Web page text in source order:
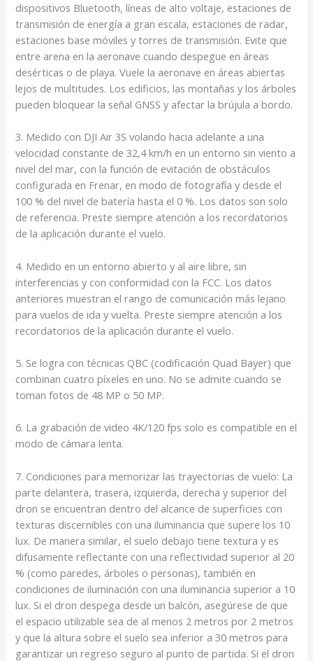
dispositivos Bluetooth, líneas de alto voltaje, estaciones de
transmisión de energía a gran escala, estaciones de radar,
estaciones base móviles y torres de transmisión. Evite que
entre arena en la aeronave cuando despegue en áreas
desérticas o de playa. Vuele la aeronave en áreas abiertas
lejos de multitudes. Los edificios, las montañas y los árboles
pueden bloquear la señal GNSS y afectar la brújula a bordo.
3. Medido con DJI Air 3S volando hacia adelante a una
velocidad constante de 32,4 km/h en un entorno sin viento a
nivel del mar, con la función de evitación de obstáculos
configurada en Frenar, en modo de fotografía y desde el
100 % del nivel de batería hasta el 0 %. Los datos son solo
de referencia. Preste siempre atención a los recordatorios
de la aplicación durante el vuelo.
4. Medido en un entorno abierto y al aire libre, sin
interferencias y con conformidad con la FCC. Los datos
anteriores muestran el rango de comunicación más lejano
para vuelos de ida y vuelta. Preste siempre atención a los
recordatorios de la aplicación durante el vuelo.
5. Se logra con técnicas QBC (codificación Quad Bayer) que
combinan cuatro píxeles en uno. No se admite cuando se
toman fotos de 48 MP o 50 MP.
6. La grabación de video 4K/120 fps solo es compatible en el
modo de cámara lenta.
7. Condiciones para memorizar las trayectorias de vuelo: La
parte delantera, trasera, izquierda, derecha y superior del
dron se encuentran dentro del alcance de superficies con
texturas discernibles con una iluminancia que supere los 10
lux. De manera similar, el suelo debajo tiene textura y es
difusamente reflectante con una reflectividad superior al 20
% (como paredes, árboles o personas), también en
condiciones de iluminación con una iluminancia superior a 10
lux. Si el dron despega desde un balcón, asegúrese de que
el espacio utilizable sea de al menos 2 metros por 2 metros
y que la altura sobre el suelo sea inferior a 30 metros para
garantizar un regreso seguro al punto de partida. Si el dron